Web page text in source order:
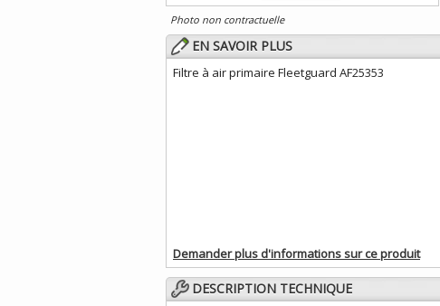
Photo non contractuelle
EN SAVOIR PLUS
Filtre à air primaire Fleetguard AF25353
Demander plus d'informations sur ce produit
DESCRIPTION TECHNIQUE